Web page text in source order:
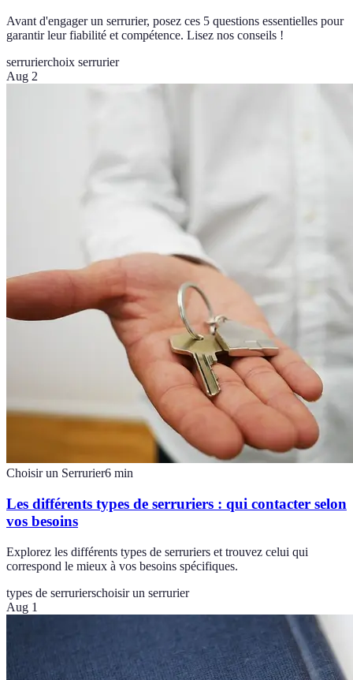
Avant d'engager un serrurier, posez ces 5 questions essentielles pour
garantir leur fiabilité et compétence. Lisez nos conseils !
serrurierchoix serrurier
Aug 2
Choisir un Serrurier6 min
Les différents types de serruriers : qui contacter selon
vos besoins
Explorez les différents types de serruriers et trouvez celui qui
correspond le mieux à vos besoins spécifiques.
types de serrurierschoisir un serrurier
Aug 1